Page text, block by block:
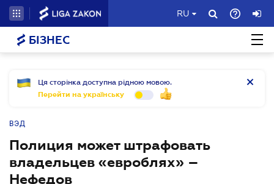
RU
БІЗНЕС
Ця сторінка доступна рідною мовою.
Перейти на українську
ВЭД
Полиция может штрафовать
владельцев «евроблях» –
Нефедов